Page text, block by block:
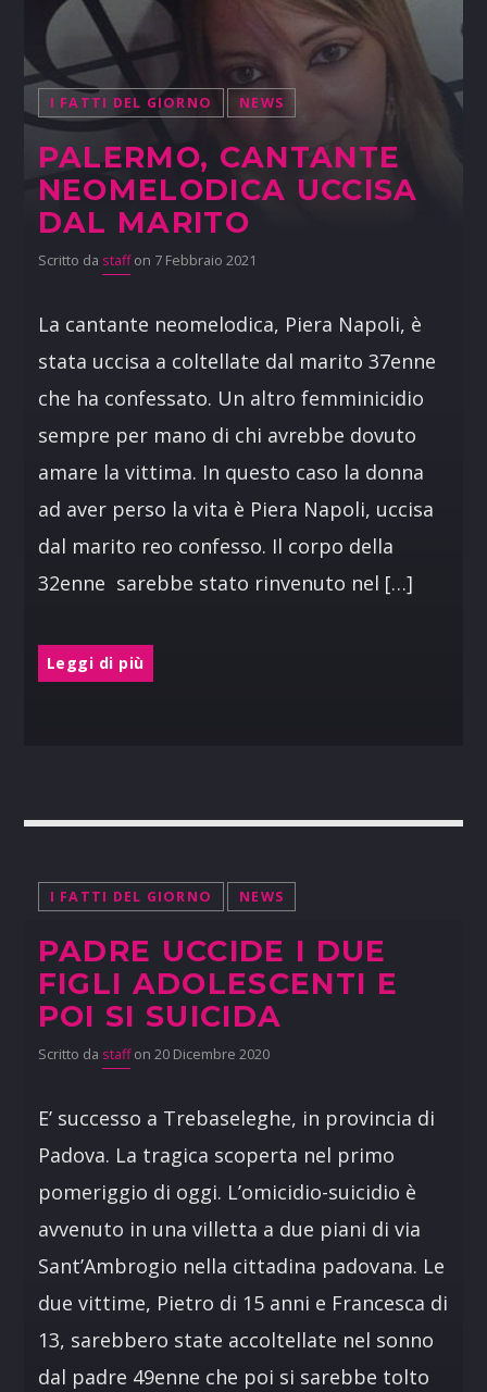
I FATTI DEL GIORNO NEWS
PALERMO, CANTANTE
NEOMELODICA UCCISA
DAL MARITO
Scritto da staffon 7 Febbraio 2021
La cantante neomelodica, Piera Napoli, è
stata uccisa a coltellate dal marito 37enne
che ha confessato. Un altro femminicidio
sempre per mano di chi avrebbe dovuto
amare la vittima. In questo caso la donna
ad aver perso la vita è Piera Napoli, uccisa
dal marito reo confesso. Il corpo della
32enne sarebbe stato rinvenuto nel […]
Leggi di più
I FATTI DEL GIORNO NEWS
PADRE UCCIDE I DUE
FIGLI ADOLESCENTI E
POI SI SUICIDA
Scritto da staffon 20 Dicembre 2020
E’ successo a Trebaseleghe, in provincia di
Padova. La tragica scoperta nel primo
pomeriggio di oggi. L’omicidio-suicidio è
avvenuto in una villetta a due piani di via
Sant’Ambrogio nella cittadina padovana. Le
due vittime, Pietro di 15 anni e Francesca di
13, sarebbero state accoltellate nel sonno
dal padre 49enne che poi si sarebbe tolto